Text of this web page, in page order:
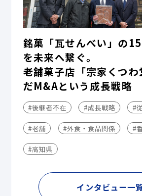
銘菓「瓦せんべい」の
を未来へ繋ぐ。
老舗菓子店「宗家くつわ
だM&Aという成長戦略
#後継者不在 #成長戦略 #
#老舗 #外食・食品関係 #
#高知県
インタビュー一